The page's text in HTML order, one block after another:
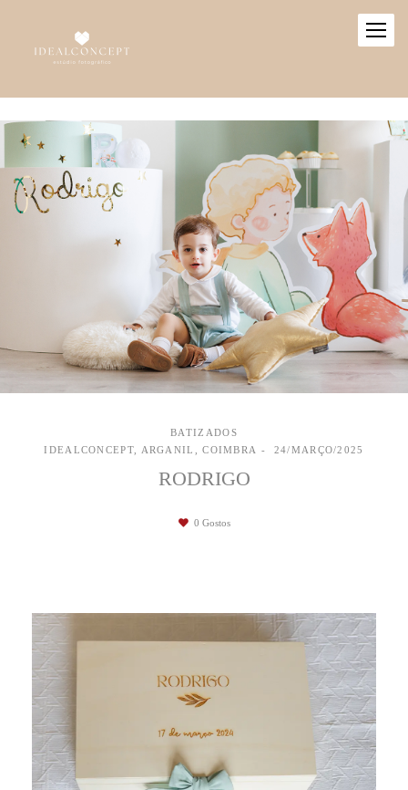
BATIZADOS
IDEALCONCEPT, ARGANIL, COIMBRA
24/MARÇO/2025
RODRIGO
0 Gostos